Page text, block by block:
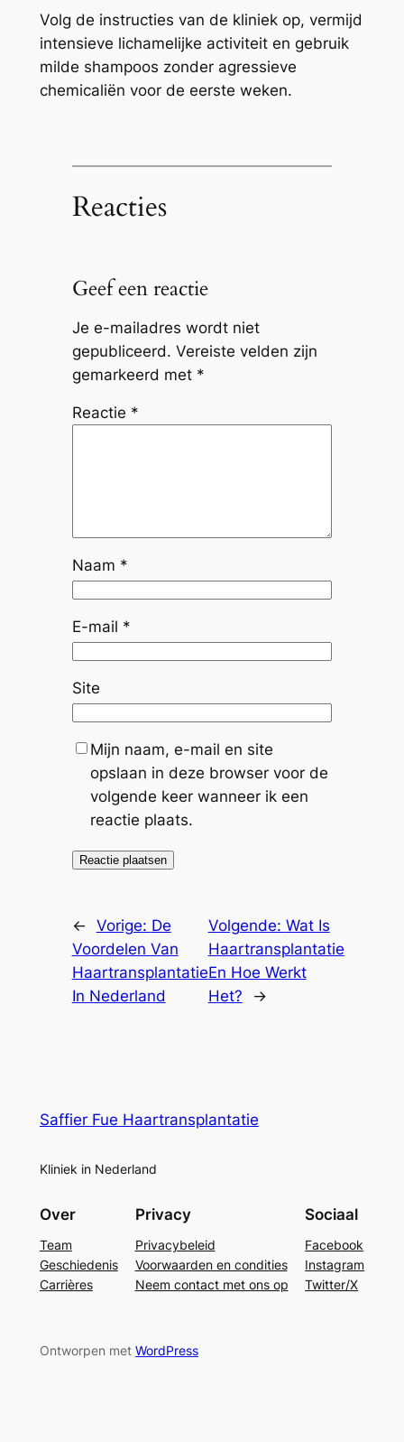
Volg de instructies van de kliniek op, vermijd
intensieve lichamelijke activiteit en gebruik
milde shampoos zonder agressieve
chemicaliën voor de eerste weken.
Reacties
Geef een reactie
Je e-mailadres wordt niet
gepubliceerd. Vereiste velden zijn
gemarkeerd met *
Reactie *
Naam *
E-mail *
Site
Mijn naam, e-mail en site
opslaan in deze browser voor de
volgende keer wanneer ik een
reactie plaats.
← Vorige: De
Voordelen Van
Haartransplantatie
In Nederland
Volgende: Wat Is
Haartransplantatie
En Hoe Werkt
Het?
→
Saffier Fue Haartransplantatie
Kliniek in Nederland
Over
Team
Geschiedenis
Carrières
Privacy
Privacybeleid
Voorwaarden en condities
Neem contact met ons op
Sociaal
Facebook
Instagram
Twitter/X
Ontworpen met WordPress